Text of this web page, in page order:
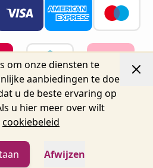
om onze diensten te
aanbiedingen te doen
u de beste ervaring op
u hier meer over wilt
cookiebeleid
Afwijzen
Nijverheidsstraat 72, Unit 15,
België tel.+32 3 225 04 04
BTW: BE0471151071